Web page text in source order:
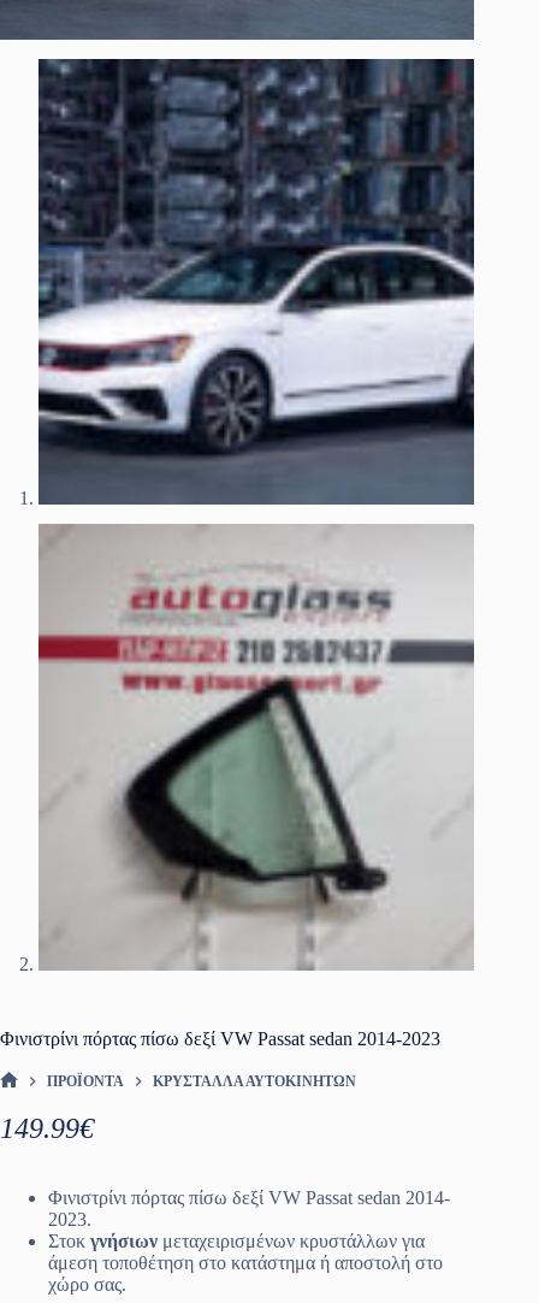
Φινιστρίνι πόρτας πίσω δεξί VW Passat sedan 2014-2023
ΠΡΟΪΌΝΤΑ ΚΡΎΣΤΑΛΛΑ ΑΥΤΟΚΙΝΉΤΩΝ
149.99€
Φινιστρίνι πόρτας πίσω δεξί VW Passat sedan 2014-
2023.
Στοκ γνήσιων μεταχειρισμένων κρυστάλλων για
άμεση τοποθέτηση στο κατάστημα ή αποστολή στο
χώρο σας.